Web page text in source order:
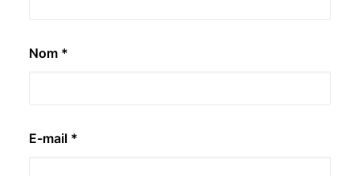
Nom *
E-mail *